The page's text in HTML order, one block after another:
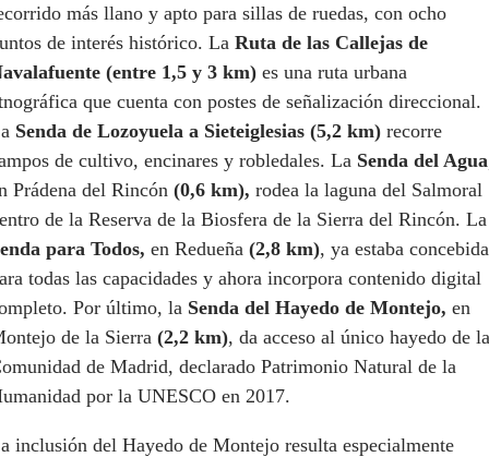
más llano y apto para sillas de ruedas, con ocho
de interés histórico. La Ruta de las Callejas de
(entre 1,5 y 3 km) es una ruta urbana
que cuenta con postes de señalización direccional.
Senda de Lozoyuela a Sieteiglesias (5,2 km) recorre
de cultivo, encinares y robledales. La Senda del Agua
Prádena del Rincón (0,6 km), rodea la laguna del Salmoral
de la Reserva de la Biosfera de la Sierra del Rincón. La
para Todos, en Redueña (2,8 km), ya estaba concebida
todas las capacidades y ahora incorpora contenido digital
Por último, la Senda del Hayedo de Montejo, en
de la Sierra (2,2 km), da acceso al único hayedo de la
de Madrid, declarado Patrimonio Natural de la
por la UNESCO en 2017.
inclusión del Hayedo de Montejo resulta especialmente